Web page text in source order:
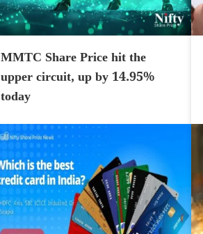
MMTC Share Price hit the
upper circuit, up by 14.95%
today